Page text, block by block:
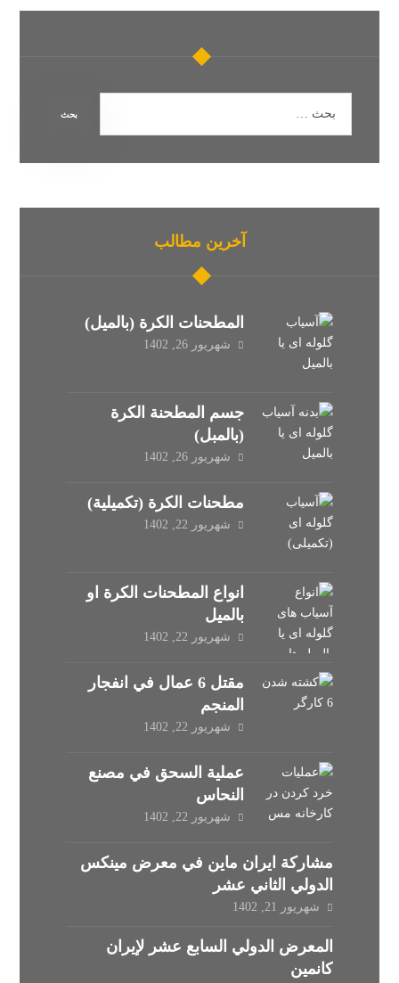
آخرین مطالب
المطحنات الكرة (بالميل)
شهریور 26, 1402
جسم المطحنة الكرة
(بالمبل)
شهریور 26, 1402
مطحنات الكرة (تكميلية)
شهریور 22, 1402
انواع المطحنات الکرة او
بالميل
شهریور 22, 1402
مقتل 6 عمال في انفجار
المنجم
شهریور 22, 1402
عملية السحق في مصنع
النحاس
شهریور 22, 1402
مشاركة ايران ماين في معرض مينكس
الدولي الثاني عشر
شهریور 21, 1402
المعرض الدولي السابع عشر لإيران
كانمين